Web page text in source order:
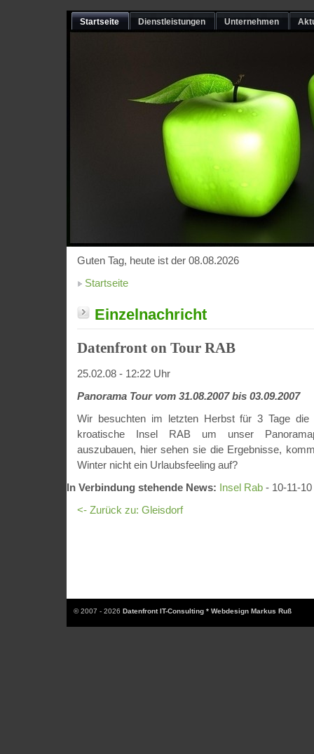
Startseite Dienstleistungen Unternehmen
Guten Tag, heute ist der 08.08.2026
Startseite
Einzelnachricht
Datenfront on Tour RAB
25.02.08 - 12:22 Uhr
Panorama Tour vom 31.08.2007 bis 03.09.2007
Wir besuchten im letzten Herbst für 3 Tage die
kroatische Insel RAB um unser
auszubauen, hier sehen sie die Ergebnisse,
Winter nicht ein Urlaubsfeeling auf?
In Verbindung stehende News: Insel Rab - 10-11-
<- Zurück zu: Gleisdorf
© 2007 - 2026 Datenfront IT-Consulting * Webdesign Markus Ruß